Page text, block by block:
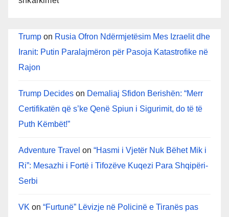
Trump on Rusia Ofron Ndërmjetësim Mes Izraelit dhe
Iranit: Putin Paralajmëron për Pasoja Katastrofike në
Rajon
Trump Decides on Demaliaj Sfidon Berishën: “Merr
Certifikatën që s’ke Qenë Spiun i Sigurimit, do të të
Puth Këmbët!”
Adventure Travel on “Hasmi i Vjetër Nuk Bëhet Mik i
Ri”: Mesazhi i Fortë i Tifozëve Kuqezi Para Shqipëri-
Serbi
VK on “Furtunë” Lëvizje në Policinë e Tiranës pas